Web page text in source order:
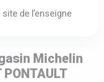
de l’enseigne
Michelin
PONTAULT